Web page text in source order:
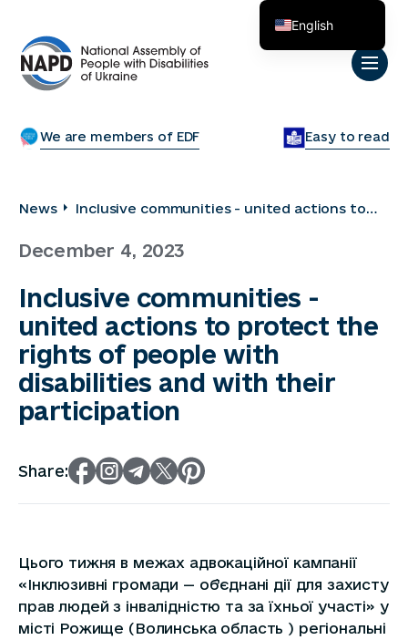
We are members of EDF Easy to read
News
Inclusive communities - united actions to
disabilities and with their participation
December 4, 2023
Inclusive communities -
united actions to protect the
rights of people with
disabilities and with their
participation
Share:
Цього тижня в межах адвокаційної кампанії
«Інклюзивні громади — об’єднані дії для захисту
прав людей з інвалідністю та за їхньої участі» у
місті Рожище (Волинська область ) регіональні
English
Українська